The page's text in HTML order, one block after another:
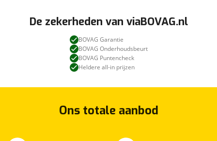
De zekerheden van viaBOVAG.nl
BOVAG Garantie
BOVAG Onderhoudsbeurt
BOVAG Puntencheck
Heldere all-in prijzen
Ons totale aanbod